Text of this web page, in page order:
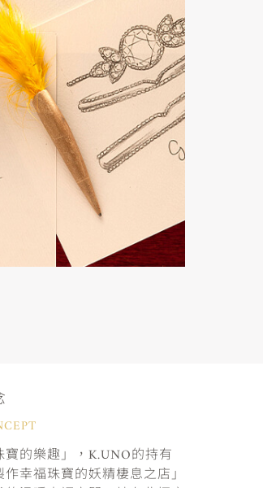
的樂趣」，K.UNO的持有
幸福珠寶的妖精棲息之店」